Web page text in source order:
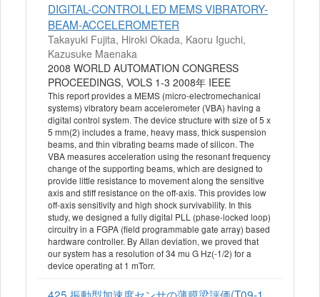
DIGITAL-CONTROLLED MEMS VIBRATORY-
BEAM-ACCELEROMETER
Takayuki Fujita, Hiroki Okada, Kaoru Iguchi,
Kazusuke Maenaka
2008 WORLD AUTOMATION CONGRESS
PROCEEDINGS, VOLS 1-3 2008年 IEEE
This report provides a MEMS (micro-electromechanical
systems) vibratory beam accelerometer (VBA) having a
digital control system. The device structure with size of 5 x
5 mm(2) includes a frame, heavy mass, thick suspension
beams, and thin vibrating beams made of silicon. The
VBA measures acceleration using the resonant frequency
change of the supporting beams, which are designed to
provide little resistance to movement along the sensitive
axis and stiff resistance on the off-axis. This provides low
off-axis sensitivity and high shock survivability. In this
study, we designed a fully digital PLL (phase-locked loop)
circuitry in a FGPA (field programmable gate array) based
hardware controller. By Allan deviation, we proved that
our system has a resolution of 34 mu G Hz(-1/2) for a
device operating at 1 mTorr.